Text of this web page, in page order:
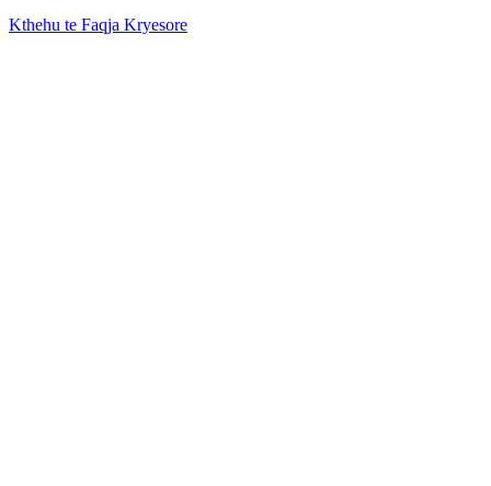
Kthehu te Faqja Kryesore